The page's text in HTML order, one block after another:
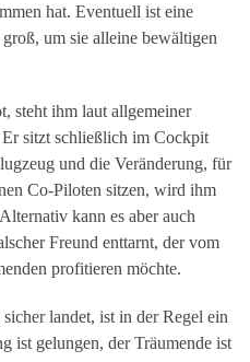
hat. Eventuell ist eine
um sie alleine bewältigen
steht ihm laut allgemeiner
sitzt schließlich im Cockpit
und die Veränderung, für
Co-Piloten sitzen, wird ihm
kann es aber auch
Freund enttarnt, der vom
profitieren möchte.
landet, ist in der Regel ein
ist gelungen, der Träumende ist